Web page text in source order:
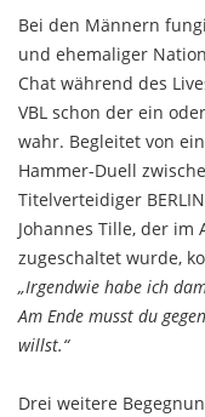
Bei den Männern
und ehemaliger
Chat während des
VBL schon der ein
wahr. Begleitet von
Hammer-Duell
Titelverteidiger
Johannes Tille, der im
zugeschaltet wurde,
„Irgendwie habe ich
Am Ende musst du
willst.“
Drei weitere